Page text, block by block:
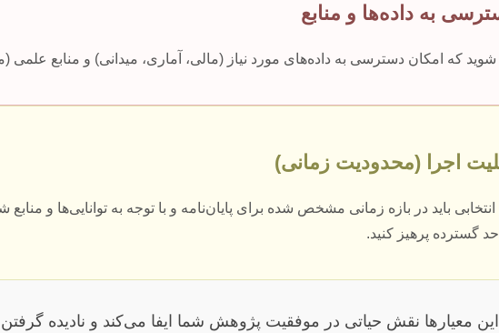
به داده‌ها و منابع
که امکان دسترسی به داده‌های مورد نیاز (مالی، آماری، میدانی) و منابع علمی
اجرا (محدودیت زمانی)
باید در بازه زمانی مشخص شده برای پایان‌نامه و با توجه به توانایی‌ها و
گسترده پرهیز کنید.
معیارها نقش حیاتی در موفقیت پژوهش شما ایفا می‌کند و نادیده